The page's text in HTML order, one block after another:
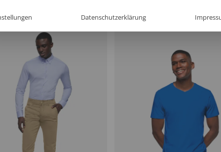
Datenschutzerklärung